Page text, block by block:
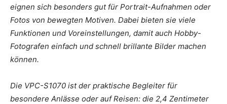
eignen sich besonders gut für Portrait-Aufnahmen oder
Fotos von bewegten Motiven. Dabei bieten sie viele
Funktionen und Voreinstellungen, damit auch Hobby-
Fotografen einfach und schnell brillante Bilder machen
können.
Die VPC-S1070 ist der praktische Begleiter für
besondere Anlässe oder auf Reisen: die 2,4 Zentimeter